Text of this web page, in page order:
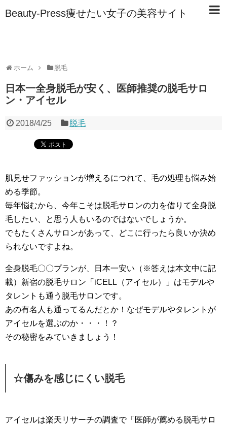
Beauty-Press痩せたい女子の美容サイト
ホーム 脱毛
日本一全身脱毛が安く、医師推奨の脱毛サロ
ン・アイセル
2018/4/25 脱毛
肌見せファッションが増えるにつれて、毛の処理も悩み始
める季節。
毎年悩むから、今年こそは脱毛サロンの力を借りて全身脱
毛したい、と思う人もいるのではないでしょうか。
でもたくさんサロンがあって、どこに行ったら良いか決め
られないですよね。
全身脱毛〇〇プランが、日本一安い（※答えは本文中に記
載）新宿の脱毛サロン「iCELL（アイセル）」はモデルや
タレントも通う脱毛サロンです。
あの有名人も通ってるんだとか！なぜモデルやタレントが
アイセルを選ぶのか・・・！？
その秘密をみていきましょう！
☆傷みを感じにくい脱毛
アイセルは楽天リサーチの調査で「医師が薦める脱毛サロ